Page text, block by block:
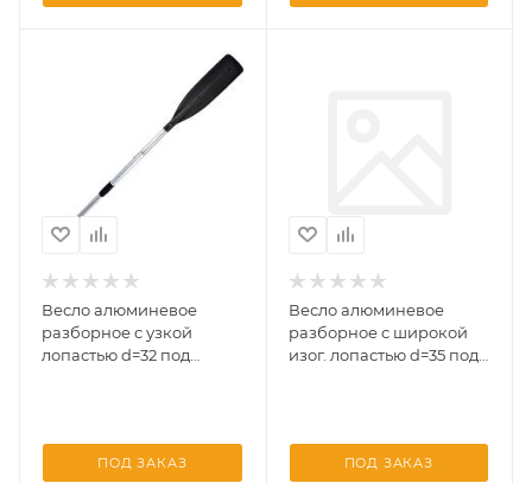
Весло алюминевое
разборное с узкой
лопастью d=32 под
ПОД ЗАКАЗ
Весло алюминевое
разборное с широкой
изог. лопастью d=35 под
ПОД ЗАКАЗ